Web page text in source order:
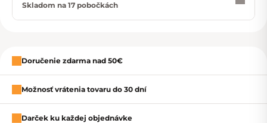
Zavrieť
Skladom na 17 pobočkách
Doručenie zdarma nad 50€
Možnosť vrátenia tovaru do 30 dní
Darček ku každej objednávke